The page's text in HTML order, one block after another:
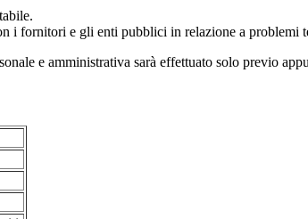
i fornitori e gli enti pubblici in relazione a problemi
e amministrativa sarà effettuato solo previo